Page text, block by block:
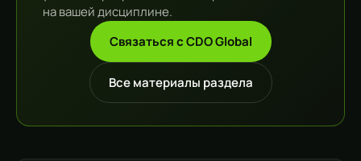
на вашей дисциплине.
Связаться с CDO Global
Все материалы раздела